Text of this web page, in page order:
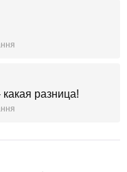
разница!